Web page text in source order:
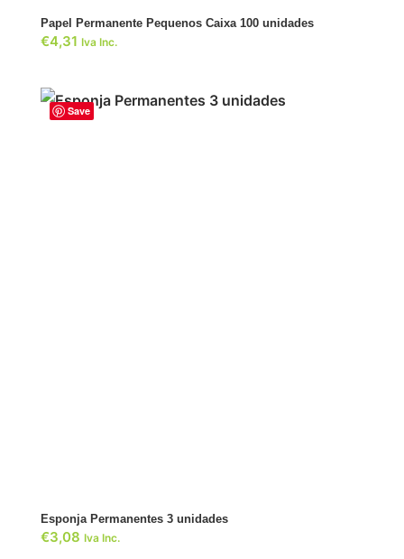
Papel Permanente Pequenos Caixa 100 unidades
€4,31 Iva Inc.
Save
Esponja Permanentes 3 unidades
€3,08 Iva Inc.